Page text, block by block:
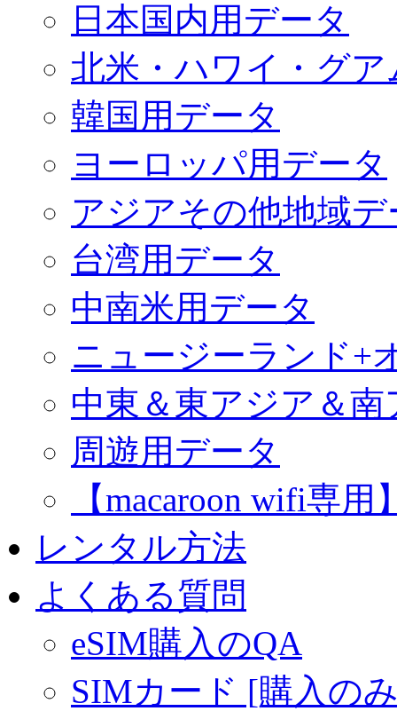
日本国内用データ
北米・ハワイ・グ
韓国用データ
ヨーロッパ用データ
アジアその他地域デ
台湾用データ
中南米用データ
ニュージーランド+
中東＆東アジア＆
周遊用データ
【macaroon wifi専
レンタル方法
よくある質問
eSIM購入のQA
SIMカード [購入の